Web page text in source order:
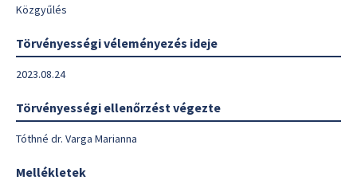
Közgyűlés
Törvényességi véleményezés ideje
2023.08.24
Törvényességi ellenőrzést végezte
Tóthné dr. Varga Marianna
Mellékletek